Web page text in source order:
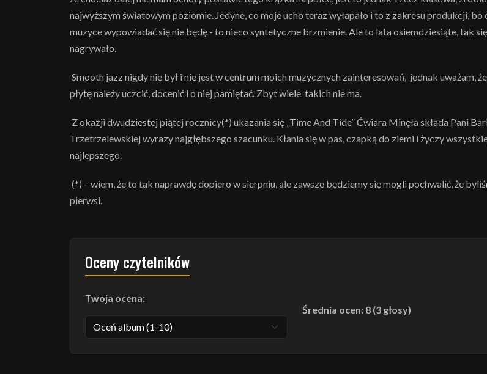
najwyższym światowym poziomie. Jedyne, co moje ucho teraz wyłapało i to z zakresu produkcji, bo
muzyce wypowiadać się nie będę - to nieco syntetyczne brzmienie. Ale to lata osiemdziesiąte, tak
nagrywało.
Smooth jazz nigdy nie był i nie jest w centrum moich muzycznych zainteresowań, jednak uważam,
płytę należy uczcić, docenić i o niej pamiętać. Zbyt wiele takich nie ma.
Z okazji dwudziestej piątej rocznicy(*) ukazania się „Time And Tide” Ćwiara Minęła składa Pani
Trzetrzelewskiej wyrazy najgłębszego szacunku. Kłania się w pas, czapką do ziemi i życzy
najlepszego.
(*) – wiem, że to tak naprawdę dopiero w sierpniu, ale zawsze będziemy się mogli pochwalić, że
pierwsi.
Oceny czytelników
Twoja ocena:
Średnia ocen: 8 (3 głosy)